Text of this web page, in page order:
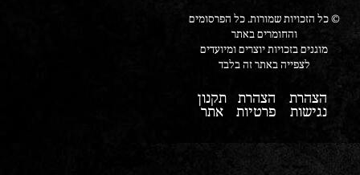
© כל הזכויות שמורות. כל הפרסומים
והחומרים באתר
מוגנים בזכויות יוצרים ומיועדים
לצפייה באתר זה בלבד
הצהרת
נגישות
הצהרת
פרטיות
תקנון
אתר